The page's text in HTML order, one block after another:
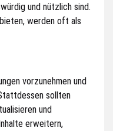
und nützlich sind.
werden oft als
vorzunehmen und
sollten
und
erweitern,